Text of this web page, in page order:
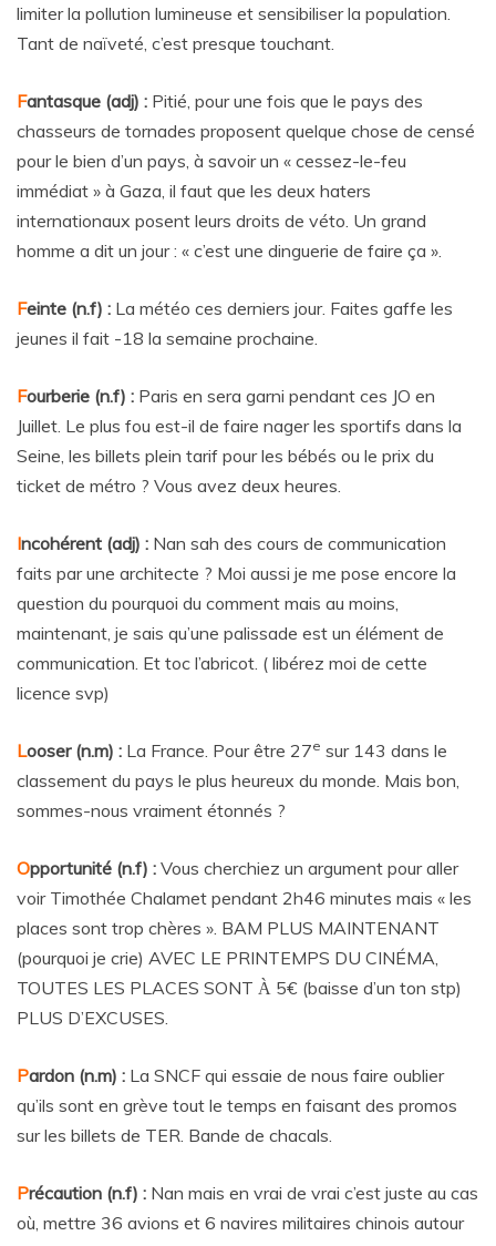
limiter la pollution lumineuse et sensibiliser la population.
Tant de naïveté, c’est presque touchant.
Fantasque (adj) : Pitié, pour une fois que le pays des
chasseurs de tornades proposent quelque chose de censé
pour le bien d’un pays, à savoir un « cessez-le-feu
immédiat » à Gaza, il faut que les deux haters
internationaux posent leurs droits de véto. Un grand
homme a dit un jour : « c’est une dinguerie de faire ça ».
Feinte (n.f) : La météo ces derniers jour. Faites gaffe les
jeunes il fait -18 la semaine prochaine.
Fourberie (n.f) : Paris en sera garni pendant ces JO en
Juillet. Le plus fou est-il de faire nager les sportifs dans la
Seine, les billets plein tarif pour les bébés ou le prix du
ticket de métro ? Vous avez deux heures.
Incohérent (adj) : Nan sah des cours de communication
faits par une architecte ? Moi aussi je me pose encore la
question du pourquoi du comment mais au moins,
maintenant, je sais qu’une palissade est un élément de
communication. Et toc l’abricot. ( libérez moi de cette
licence svp)
Looser (n.m) : La France. Pour être 27e sur 143 dans le
classement du pays le plus heureux du monde. Mais bon,
sommes-nous vraiment étonnés ?
Opportunité (n.f) : Vous cherchiez un argument pour aller
voir Timothée Chalamet pendant 2h46 minutes mais « les
places sont trop chères ». BAM PLUS MAINTENANT
(pourquoi je crie) AVEC LE PRINTEMPS DU CINÉMA,
TOUTES LES PLACES SONT À 5€ (baisse d’un ton stp)
PLUS D’EXCUSES.
Pardon (n.m) : La SNCF qui essaie de nous faire oublier
qu’ils sont en grève tout le temps en faisant des promos
sur les billets de TER. Bande de chacals.
Précaution (n.f) : Nan mais en vrai de vrai c’est juste au cas
où, mettre 36 avions et 6 navires militaires chinois autour